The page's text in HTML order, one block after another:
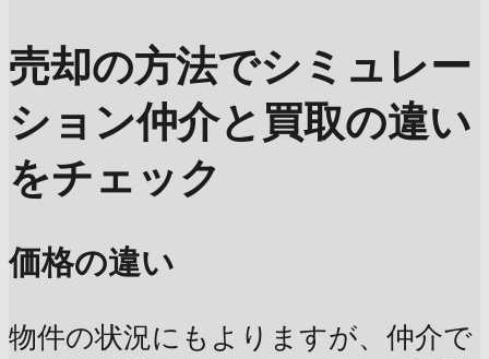
売却の方法でシミュレー
ション仲介と買取の違い
をチェック
価格の違い
物件の状況にもよりますが、仲介で